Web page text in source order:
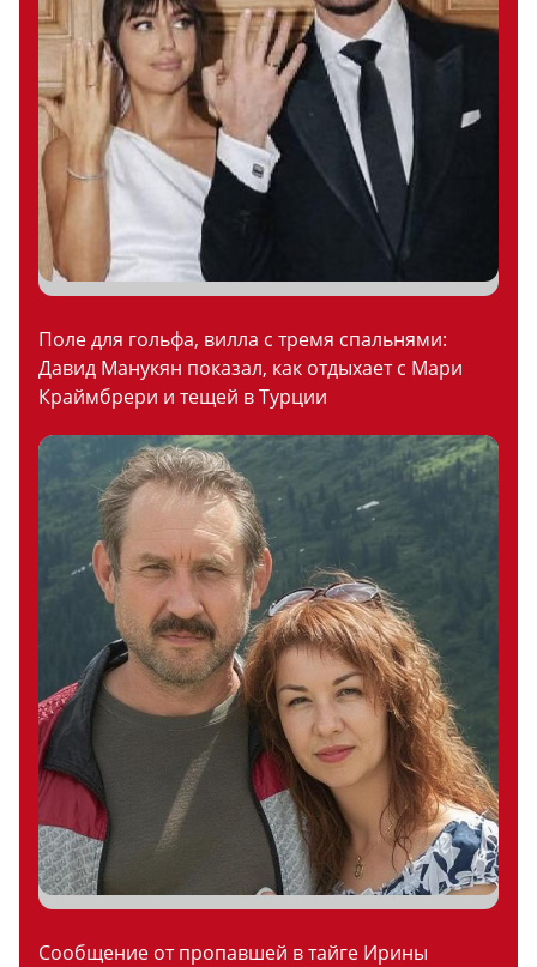
Поле для гольфа, вилла с тремя спальнями:
Давид Манукян показал, как отдыхает с Мари
Краймбрери и тещей в Турции
Сообщение от пропавшей в тайге Ирины